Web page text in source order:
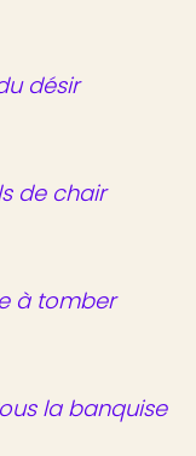
désir
de chair
à tomber
la banquise